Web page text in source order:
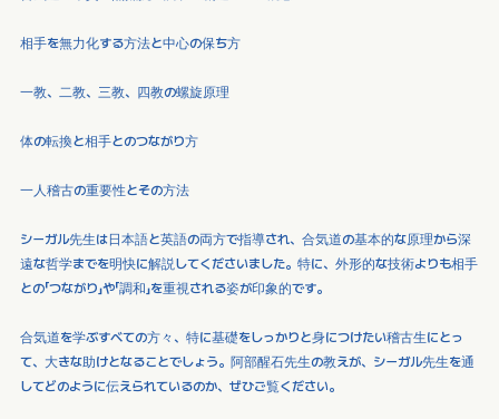
相手を無力化する方法と中心の保ち方
一教、二教、三教、四教の螺旋原理
体の転換と相手とのつながり方
一人稽古の重要性とその方法
シーガル先生は日本語と英語の両方で指導され、合気道の基本的な原理から深
遠な哲学までを明快に解説してくださいました。特に、外形的な技術よりも相手
との「つながり」や「調和」を重視される姿が印象的です。
合気道を学ぶすべての方々、特に基礎をしっかりと身につけたい稽古生にとっ
て、大きな助けとなることでしょう。阿部醒石先生の教えが、シーガル先生を通
してどのように伝えられているのか、ぜひご覧ください。